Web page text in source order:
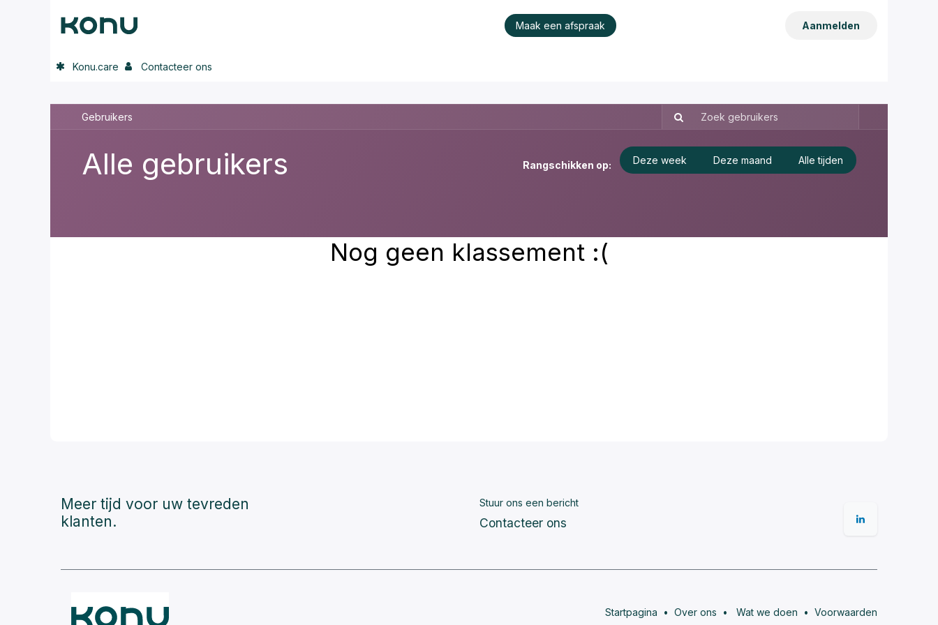
Maak een afspraak Aanmelden
Konu.care Contacteer ons
Gebruikers
Alle gebruikers Rangschikken op: Deze week Deze maand Alle tijden
Nog geen klassement :(
Meer tijd voor uw tevreden
klanten.
Stuur ons een bericht
Contacteer ons
Startpagina • Over ons • Wat we doen • Voorwaarden